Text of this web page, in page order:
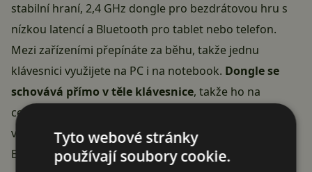
stabilní hraní, 2,4 GHz dongle pro bezdrátovou hru s
nízkou latencí a Bluetooth pro tablet nebo telefon.
Mezi zařízeními přepínáte za běhu, takže jednu
klávesnici využijete na PC i na notebook. Dongle se
schovává přímo v těle klávesnice, takže ho na
cestách neztratíte.
vyměnit spínače bez pájení – předinstalované lineární
Banana Crystal jsou tiché, ale můžete je kdykoli
Tyto webové stránky
používají soubory cookie.